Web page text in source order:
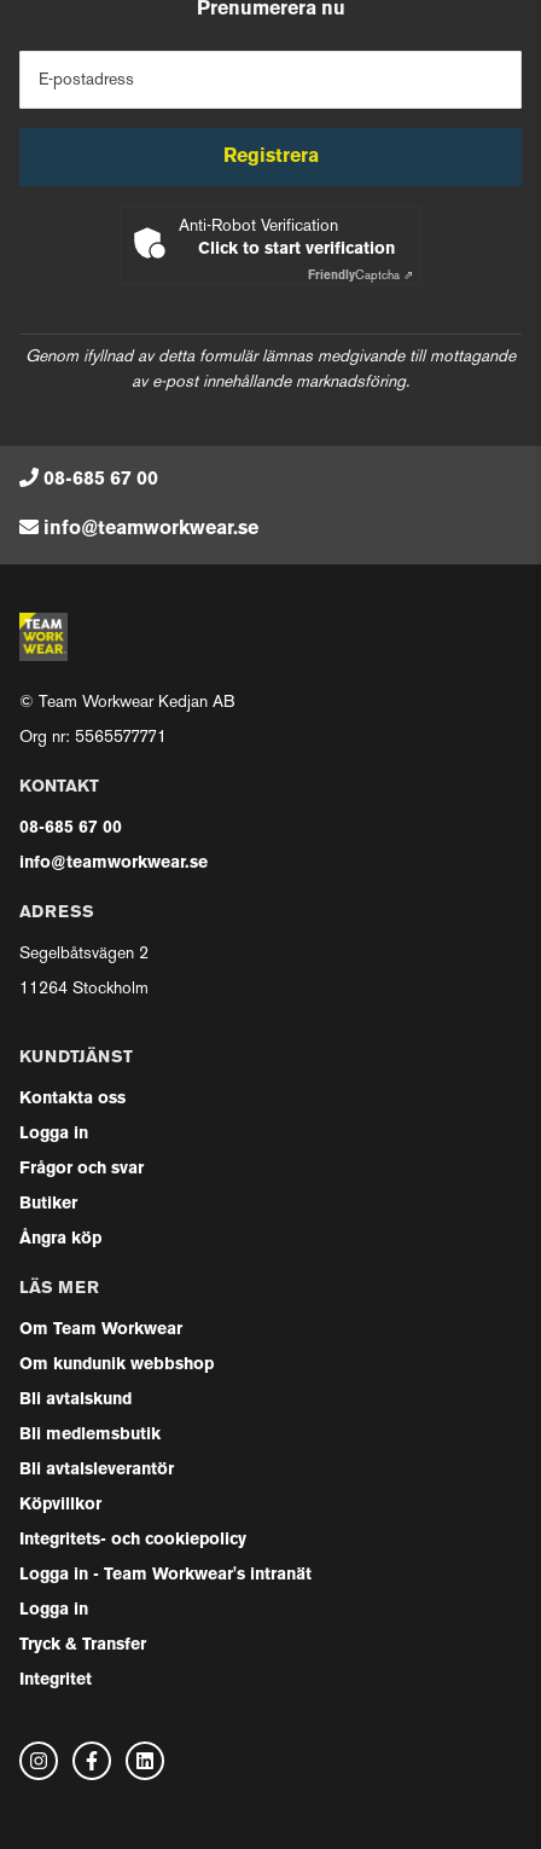
Prenumerera nu
E-postadress
Registrera
Anti-Robot Verification
Click to start verification
FriendlyCaptcha ⇗
Genom ifyllnad av detta formulär lämnas medgivande till mottagande
av e-post innehållande marknadsföring.
08-685 67 00
info@teamworkwear.se
© Team Workwear Kedjan AB
Org nr: 5565577771
KONTAKT
08-685 67 00
info@teamworkwear.se
ADRESS
Segelbåtsvägen 2
11264 Stockholm
KUNDTJÄNST
Kontakta oss
Logga in
Frågor och svar
Butiker
Ångra köp
LÄS MER
Om Team Workwear
Om kundunik webbshop
Bli avtalskund
Bli medlemsbutik
Bli avtalsleverantör
Köpvillkor
Integritets- och cookiepolicy
Logga in - Team Workwear's intranät
Logga in
Tryck & Transfer
Integritet